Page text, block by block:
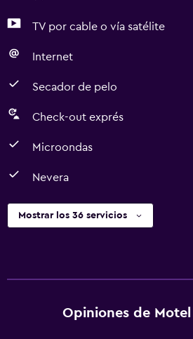
TV por cable o vía satélite
Internet
Secador de pelo
Check-out exprés
Microondas
Nevera
Mostrar los 36 servicios
Opiniones de Motel